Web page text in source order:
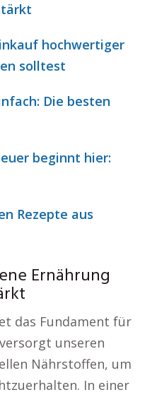
hochwertiger
solltest
Die besten
beginnt hier:
Rezepte aus
Ernährung
das Fundament für
unseren
Nährstoffen, um
In einer